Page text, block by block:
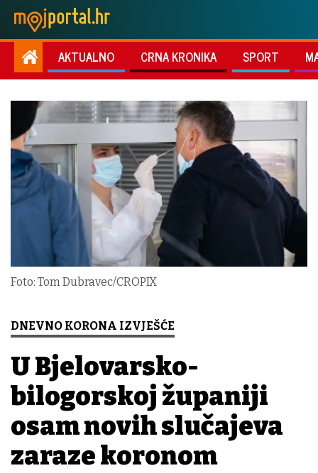
AKTUALNO CRNA KRONIKA SPORT
Foto: Tom Dubravec/CROPIX
DNEVNO KORONA IZVJEŠĆE
U Bjelovarsko-
bilogorskoj županiji
osam novih slučajeva
zaraze koronom